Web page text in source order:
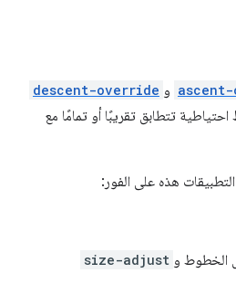
و descent-override
تتطابق تقريبًا أو تمامًا مع
هذه على الفور:
الخطوط و size-adjust